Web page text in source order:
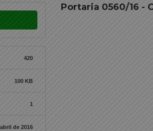
420
100 KB
1
de 2016
Portaria 0560/16 -